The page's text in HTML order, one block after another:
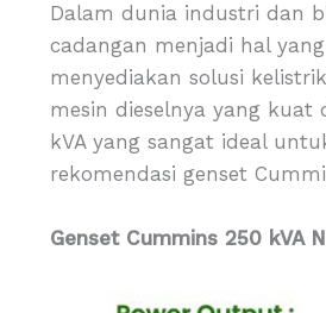
Dalam dunia industri dan
cadangan menjadi hal
menyediakan solusi
mesin dieselnya yang kuat
kVA yang sangat ideal
rekomendasi genset
Genset Cummins 250 kVA